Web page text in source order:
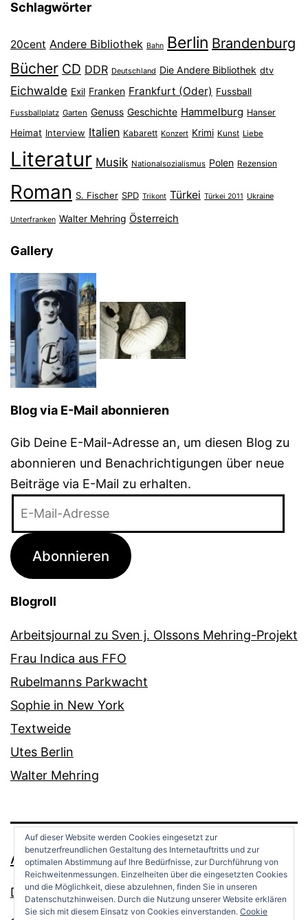
Schlagwörter
20cent Andere Bibliothek Bahn Berlin Brandenburg
Bücher CD DDR Deutschland Die Andere Bibliothek dtv
Eichwalde Exil Franken Frankfurt (Oder) Fussball
Fussballplatz Garten Genuss Geschichte Hammelburg Hanser
Heimat Interview Italien Kabarett Konzert Krimi Kunst Liebe
Literatur Musik Nationalsozialismus Polen Rezension
Roman S. Fischer SPD Trikont Türkei Türkei 2011 Ukraine
Unterfranken Walter Mehring Österreich
Gallery
Blog via E-Mail abonnieren
Gib Deine E-Mail-Adresse an, um diesen Blog zu
abonnieren und Benachrichtigungen über neue
Beiträge via E-Mail zu erhalten.
Adresse
Abonnieren
Blogroll
Arbeitsjournal zu Sven j. Olssons Mehring-Projekt
Frau Indica aus FFO
Rubelmanns Parkwacht
Sophie in New York
Textweide
Utes Berlin
Walter Mehring
ANDREAS OPPERMANN
Datenschutz
Auf dieser Website werden Cookies eingesetzt zur
benutzerfreundlichen Gestaltung des Internetauftritts und zur
optimalen Abstimmung auf Ihre Bedürfnisse, zur Durchführung von
Reichweitenmessungen. Einzelheiten über die eingesetzten Cookies
und die Möglichkeit, diese abzulehnen, finden Sie in unseren
Datenschutzhinweisen. Durch die Nutzung unserer Website erklären
Sie sich mit diesem Einsatz von Cookies einverstanden. Cookie